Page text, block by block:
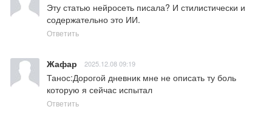
Эту статью нейросеть писала? И стилистически и
содержательно это ИИ.
Ответить
Жафар 2025.12.08 09:19
Танос:Дорогой дневник мне не описать ту боль
которую я сейчас испытал
Ответить